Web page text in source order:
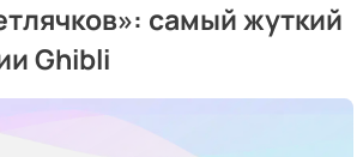
самый жуткий
Ghibli